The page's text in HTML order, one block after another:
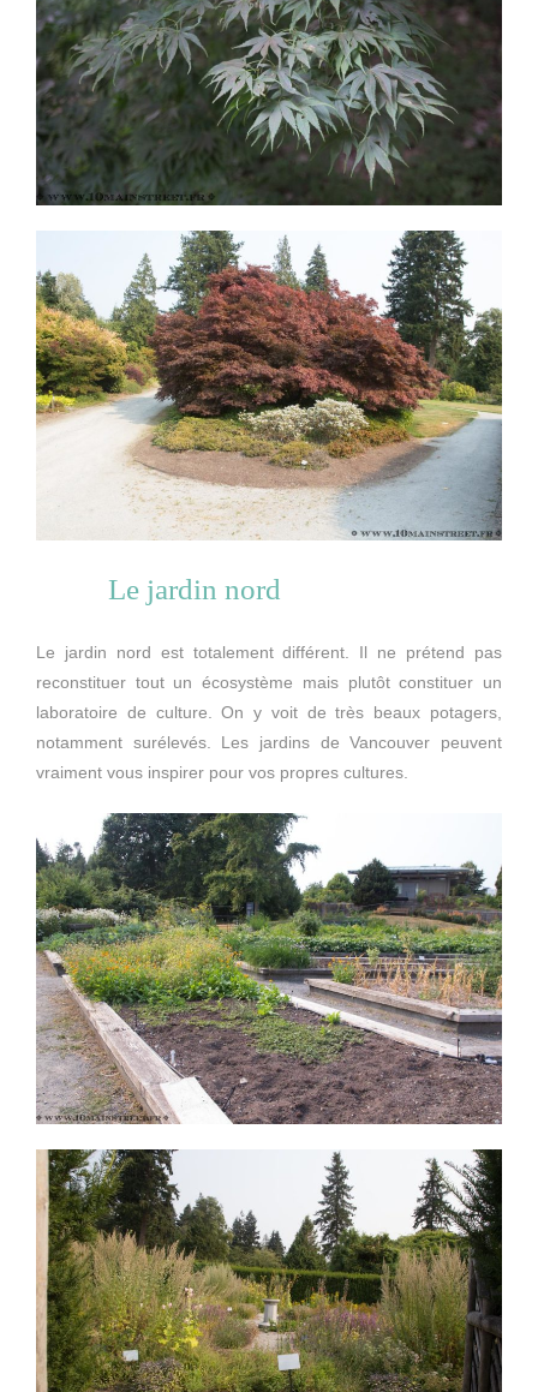
Le jardin nord
Le jardin nord est totalement différent. Il ne prétend pas
reconstituer tout un écosystème mais plutôt constituer un
laboratoire de culture. On y voit de très beaux potagers,
notamment surélevés. Les jardins de Vancouver peuvent
vraiment vous inspirer pour vos propres cultures.